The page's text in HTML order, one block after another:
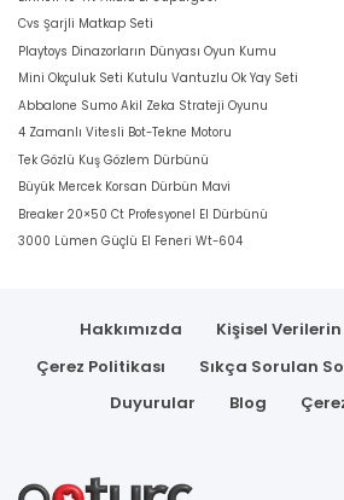
Cvs Şarjli Matkap Seti
Playtoys Dinazorların Dünyası Oyun Kumu
Mini Okçuluk Seti Kutulu Vantuzlu Ok Yay Seti
Abbalone Sumo Akil Zeka Strateji Oyunu
4 Zamanlı Vitesli Bot-Tekne Motoru
Tek Gözlü Kuş Gözlem Dürbünü
Büyük Mercek Korsan Dürbün Mavi
Breaker 20×50 Ct Profesyonel El Dürbünü
3000 Lümen Güçlü El Feneri Wt-604
Hakkımızda
Kişisel
Çerez Politikası
Sıkça Sorulan
Duyurular
Blog